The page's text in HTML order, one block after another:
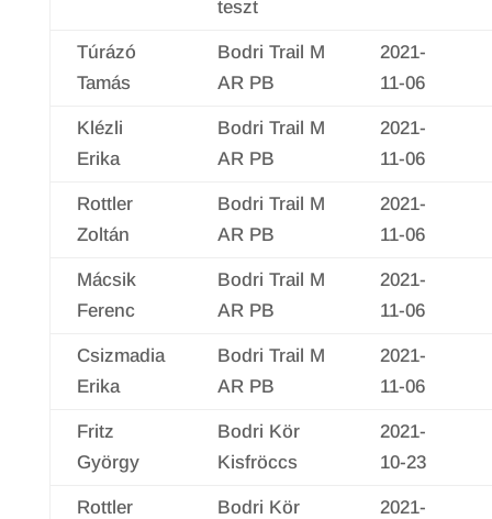
teszt
Túrázó
Tamás
Bodri Trail M
AR PB
2021-
11-06
Klézli
Erika
Bodri Trail M
AR PB
2021-
11-06
Rottler
Zoltán
Bodri Trail M
AR PB
2021-
11-06
Mácsik
Ferenc
Bodri Trail M
AR PB
2021-
11-06
Csizmadia
Erika
Bodri Trail M
AR PB
2021-
11-06
Fritz
György
Bodri Kör
Kisfröccs
2021-
10-23
Rottler
Bodri Kör
2021-